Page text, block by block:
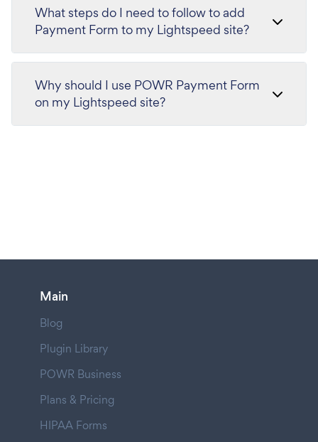
What steps do I need to follow to add
Payment Form to my Lightspeed site?
Why should I use POWR Payment Form
on my Lightspeed site?
Main
Blog
Plugin Library
POWR Business
Plans & Pricing
HIPAA Forms